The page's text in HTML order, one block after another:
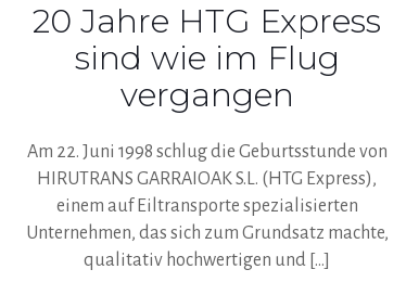
20 Jahre HTG Express
sind wie im Flug
vergangen
Am 22. Juni 1998 schlug die Geburtsstunde von
HIRUTRANS GARRAIOAK S.L. (HTG Express),
einem auf Eiltransporte spezialisierten
Unternehmen, das sich zum Grundsatz machte,
qualitativ hochwertigen und […]